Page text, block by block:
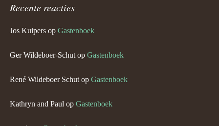
Recente reacties
Jos Kuipers op Gastenboek
Ger Wildeboer-Schut op Gastenboek
René Wildeboer Schut op Gastenboek
Kathryn and Paul op Gastenboek